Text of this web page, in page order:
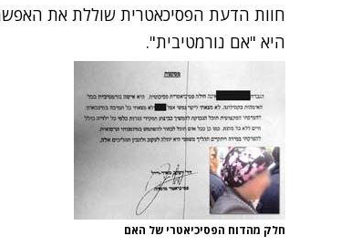
חוות הדעת הפסיכאטרית שוללת את
היא "אם נורמטיבית".
חלק מהדוח הפסיכיאטרי של האם